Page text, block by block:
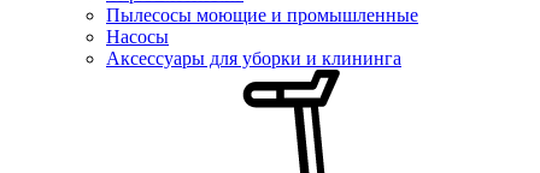
Пылесосы моющие и промышленные
Насосы
Аксессуары для уборки и клининга